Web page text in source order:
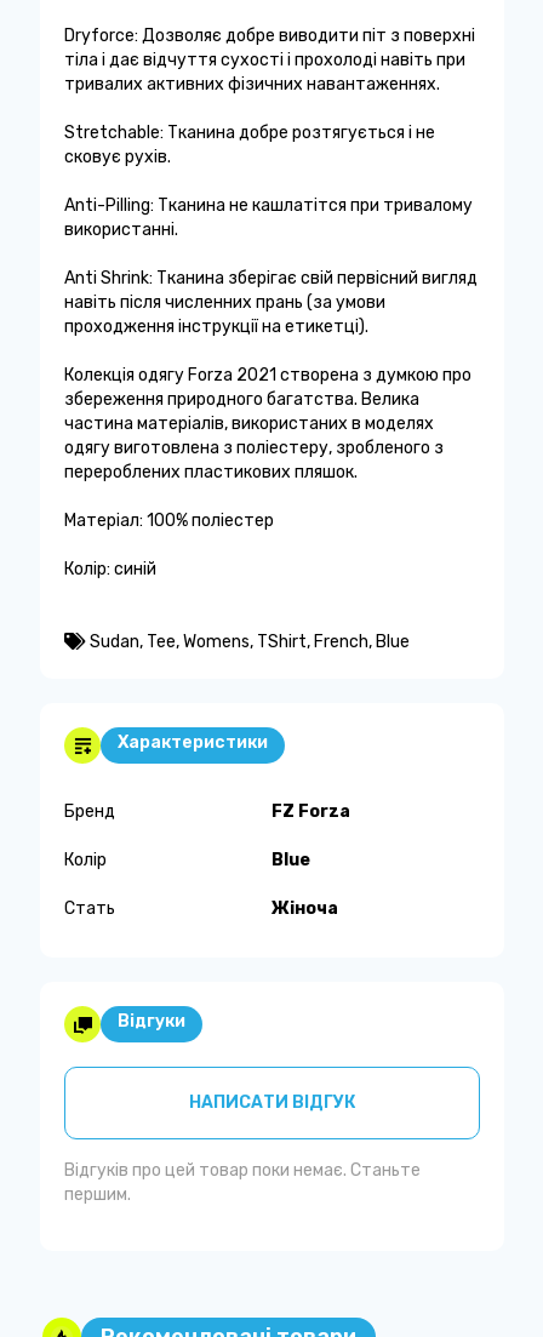
Dryforce: Дозволяє добре виводити піт з поверхні
тіла і дає відчуття сухості і прохолоді навіть при
тривалих активних фізичних навантаженнях.
Stretchable: Тканина добре розтягується і не
сковує рухів.
Anti-Pilling: Тканина не кашлатітся при тривалому
використанні.
Anti Shrink: Тканина зберігає свій первісний вигляд
навіть після численних прань (за умови
проходження інструкції на етикетці).
Колекція одягу Forza 2021 створена з думкою про
збереження природного багатства. Велика
частина матеріалів, використаних в моделях
одягу виготовлена ​​з поліестеру, зробленого з
перероблених пластикових пляшок.
Матеріал: 100% поліестер
Колір: синій
Sudan, Tee,Womens, TShirt, French, Blue
Характеристики
Бренд FZ Forza
Колір Blue
Стать Жіноча
Відгуки
НАПИСАТИ ВІДГУК
Відгуків про цей товар поки немає. Станьте
першим.